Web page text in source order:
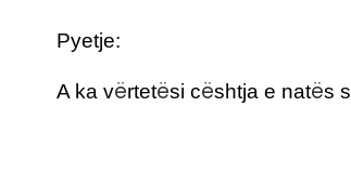
Pyetje:
A ka vërtetësi cështja e natës s